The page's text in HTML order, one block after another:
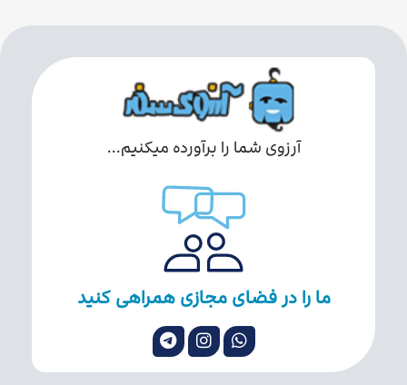
آرزوی شما را برآورده میکنیم...
ما را در فضای مجازی همراهی کنید